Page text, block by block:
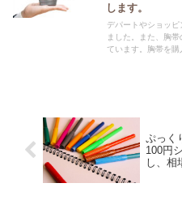
します。
デパートやショッピ
ました。また、胸帯
ています。胸帯を購
ぷっく
100円
し、相